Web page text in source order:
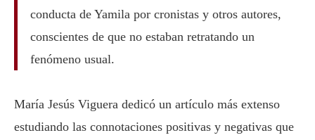
conducta de Yamila por cronistas y otros autores,
conscientes de que no estaban retratando un
fenómeno usual.
María Jesús Viguera dedicó un artículo más extenso
estudiando las connotaciones positivas y negativas que